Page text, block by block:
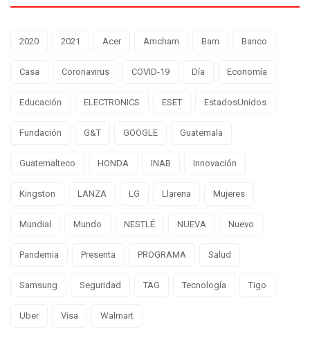
2020 2021 Acer Amcham Bam Banco
Casa Coronavirus COVID-19 Día Economía
Educación ELECTRONICS ESET EstadosUnidos
Fundación G&T GOOGLE Guatemala
Guatemalteco HONDA INAB Innovación
Kingston LANZA LG Llarena Mujeres
Mundial Mundo NESTLÉ NUEVA Nuevo
Pandemia Presenta PROGRAMA Salud
Samsung Seguridad TAG Tecnología Tigo
Uber Visa Walmart